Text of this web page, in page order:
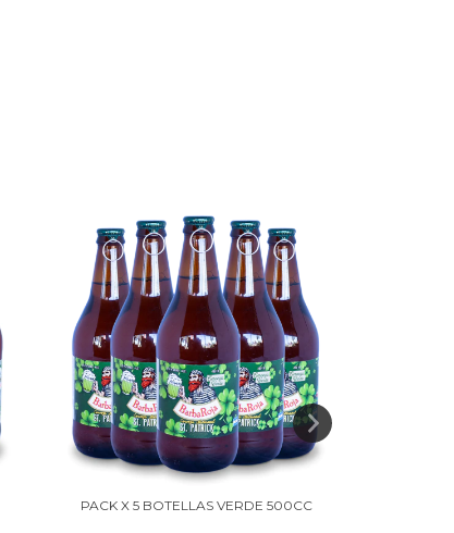
PACK X 5 BOTELLAS VERDE 500CC